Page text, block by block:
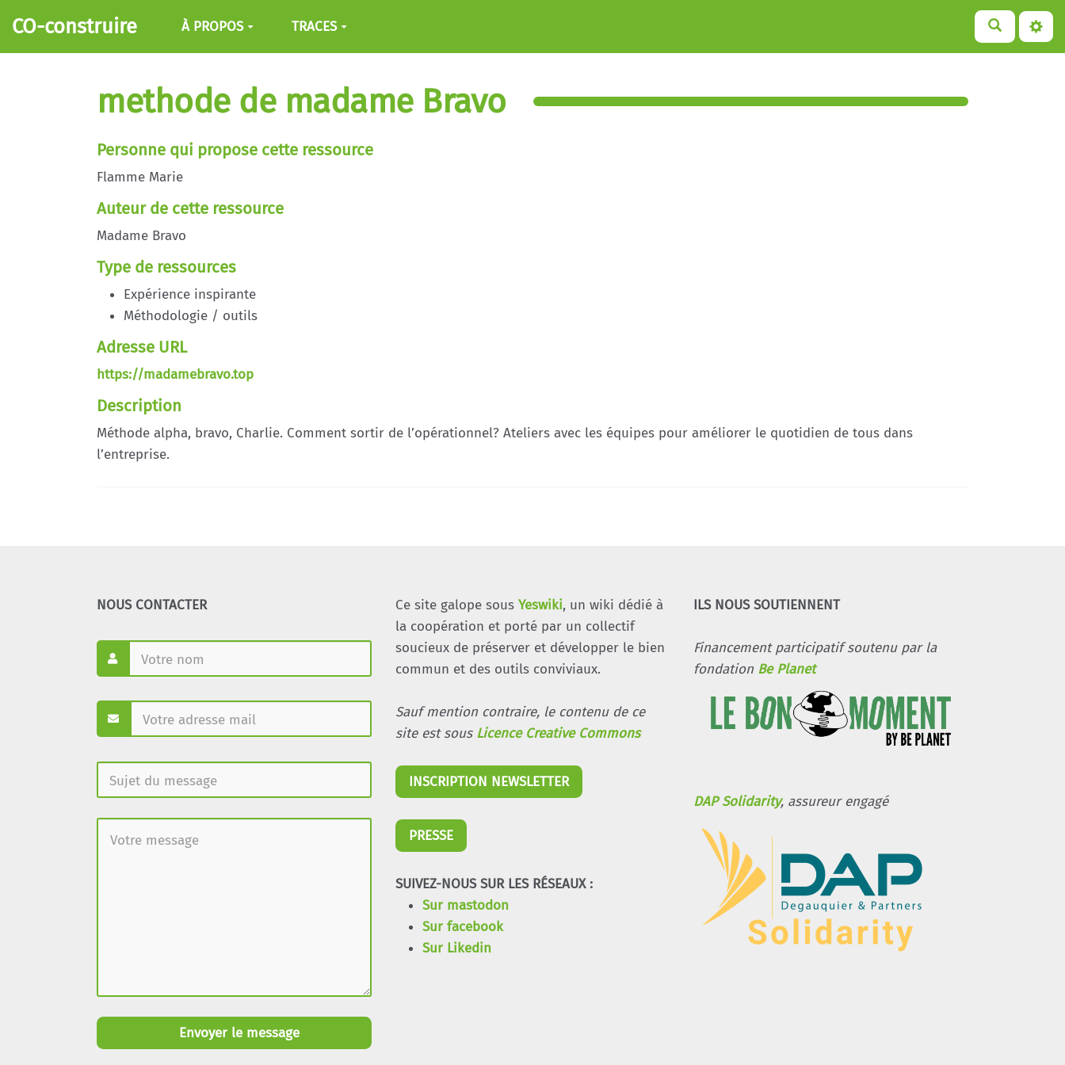
Aller au contenu principal
CO-construire À PROPOS TRACES
methode de madame Bravo
Personne qui propose cette ressource
Flamme Marie
Auteur de cette ressource
Madame Bravo
Type de ressources
Expérience inspirante
Méthodologie / outils
Adresse URL
https://madamebravo.top
Description
Méthode alpha, bravo, Charlie. Comment sortir de l’opérationnel? Ateliers avec les équipes pour améliorer le quotidien de tous dans
l’entreprise.
NOUS CONTACTER
Envoyer le message
Ce site galope sous Yeswiki, un wiki dédié à
la coopération et porté par un collectif
soucieux de préserver et développer le bien
commun et des outils conviviaux.
Sauf mention contraire, le contenu de ce
site est sous Licence Creative Commons
INSCRIPTION NEWSLETTER
PRESSE
SUIVEZ-NOUS SUR LES RÉSEAUX :
Sur mastodon
Sur facebook
Sur Likedin
ILS NOUS SOUTIENNENT
Financement participatif soutenu par la
fondation Be Planet
DAP Solidarity, assureur engagé